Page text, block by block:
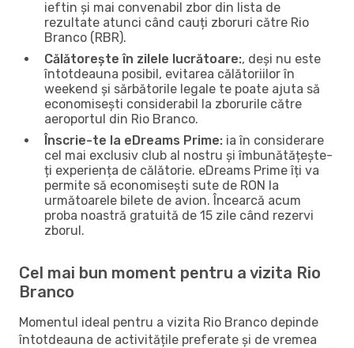
ieftin și mai convenabil zbor din lista de
rezultate atunci când cauți zboruri către Rio
Branco (RBR).
Călătorește în zilele lucrătoare:, deși nu este
întotdeauna posibil, evitarea călătoriilor în
weekend și sărbătorile legale te poate ajuta să
economisești considerabil la zborurile către
aeroportul din Rio Branco.
Înscrie-te la eDreams Prime: ia în considerare
cel mai exclusiv club al nostru și îmbunătățește-
ți experiența de călătorie. eDreams Prime îți va
permite să economisești sute de RON la
următoarele bilete de avion. Încearcă acum
proba noastră gratuită de 15 zile când rezervi
zborul.
Cel mai bun moment pentru a vizita Rio
Branco
Momentul ideal pentru a vizita Rio Branco depinde
întotdeauna de activitățile preferate și de vremea